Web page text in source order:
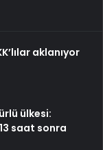
aklanıyor
ülkesi:
saat sonra